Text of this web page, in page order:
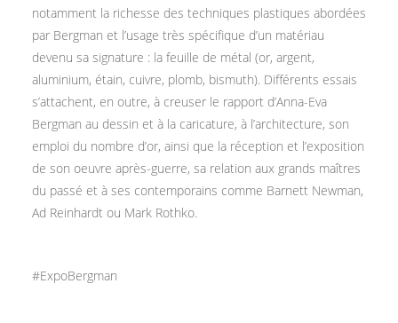
notamment la richesse des techniques plastiques abordées
par Bergman et l’usage très spécifique d’un matériau
devenu sa signature : la feuille de métal (or, argent,
aluminium, étain, cuivre, plomb, bismuth). Différents essais
s’attachent, en outre, à creuser le rapport d’Anna-Eva
Bergman au dessin et à la caricature, à l’architecture, son
emploi du nombre d’or, ainsi que la réception et l’exposition
de son oeuvre après-guerre, sa relation aux grands maîtres
du passé et à ses contemporains comme Barnett Newman,
Ad Reinhardt ou Mark Rothko.
#ExpoBergman